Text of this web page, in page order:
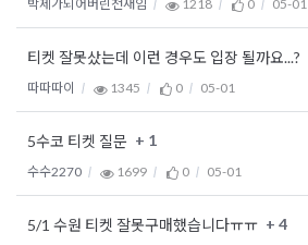
박제가되어버린천재임 1218 0 05-01
티켓 잘못샀는데 이런 경우도 입장 될까요...?
따따따이 1345 0 05-01
5수코 티켓 질문 + 1
수수2270 1699 0 05-01
5/1 수원 티켓 잘못구매했습니다ㅠㅠ + 4